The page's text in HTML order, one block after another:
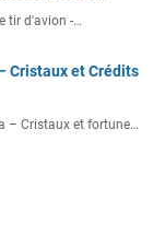
tir d'avion -…
Cristaux et Crédits
– Cristaux et fortune…